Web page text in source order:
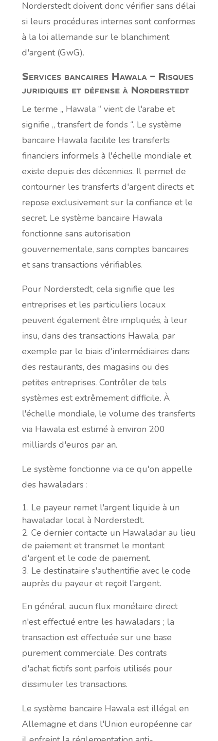
Norderstedt doivent donc vérifier sans délai
si leurs procédures internes sont conformes
à la loi allemande sur le blanchiment
d'argent (GwG).
Services bancaires Hawala – Risques
juridiques et défense à Norderstedt
Le terme „ Hawala “ vient de l'arabe et
signifie „ transfert de fonds “. Le système
bancaire Hawala facilite les transferts
financiers informels à l'échelle mondiale et
existe depuis des décennies. Il permet de
contourner les transferts d'argent directs et
repose exclusivement sur la confiance et le
secret. Le système bancaire Hawala
fonctionne sans autorisation
gouvernementale, sans comptes bancaires
et sans transactions vérifiables.
Pour Norderstedt, cela signifie que les
entreprises et les particuliers locaux
peuvent également être impliqués, à leur
insu, dans des transactions Hawala, par
exemple par le biais d'intermédiaires dans
des restaurants, des magasins ou des
petites entreprises. Contrôler de tels
systèmes est extrêmement difficile. À
l'échelle mondiale, le volume des transferts
via Hawala est estimé à environ 200
milliards d'euros par an.
Le système fonctionne via ce qu'on appelle
des hawaladars :
Le payeur remet l'argent liquide à un
hawaladar local à Norderstedt.
Ce dernier contacte un Hawaladar au lieu
de paiement et transmet le montant
d'argent et le code de paiement.
Le destinataire s'authentifie avec le code
auprès du payeur et reçoit l'argent.
En général, aucun flux monétaire direct
n'est effectué entre les hawaladars ; la
transaction est effectuée sur une base
purement commerciale. Des contrats
d'achat fictifs sont parfois utilisés pour
dissimuler les transactions.
Le système bancaire Hawala est illégal en
Allemagne et dans l'Union européenne car